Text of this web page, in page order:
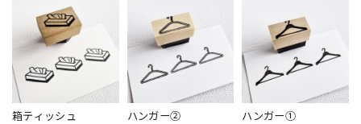
箱ティッシュ
ハンガー②
ハンガー①